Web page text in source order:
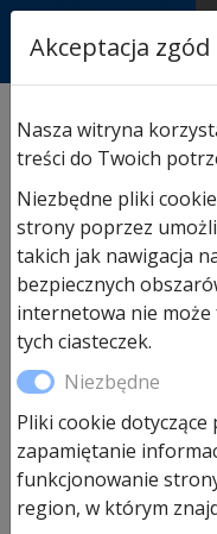
rolowanych
ZAK
Akceptacja zgód
Nasza witryna
treści do Twoich
Niezbędne pliki
strony poprzez
takich jak nawigacja
bezpiecznych
internetowa nie
tych ciasteczek.
Niezbędne
Pliki cookie
zapamiętanie
funkcjonowanie
region, w którym